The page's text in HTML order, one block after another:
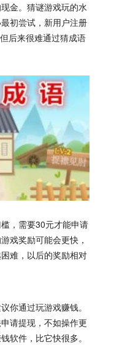
金。猜谜游戏玩的水
初尝试，新用户注册
后来很难通过猜成语
，需要30元才能申请
戏奖励可能会更快，
难，以后的奖励相对
你通过玩游戏赚钱。
请提现，不如操作更
软件，比它快很多。